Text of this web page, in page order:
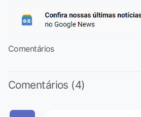
Comentários
Comentários (4)